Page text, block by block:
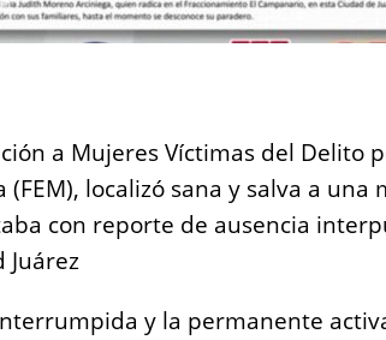
a Mujeres Víctimas del Delito
(FEM), localizó sana y salva a una
con reporte de ausencia
Juárez
y la permanente